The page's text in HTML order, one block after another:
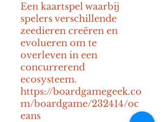
Een kaartspel waarbij
spelers verschillende
zeedieren creëren en
evolueren om te
overleven in een
concurrerend
ecosysteem.
https://boardgamegeek.co
m/boardgame/232414/oc
eans